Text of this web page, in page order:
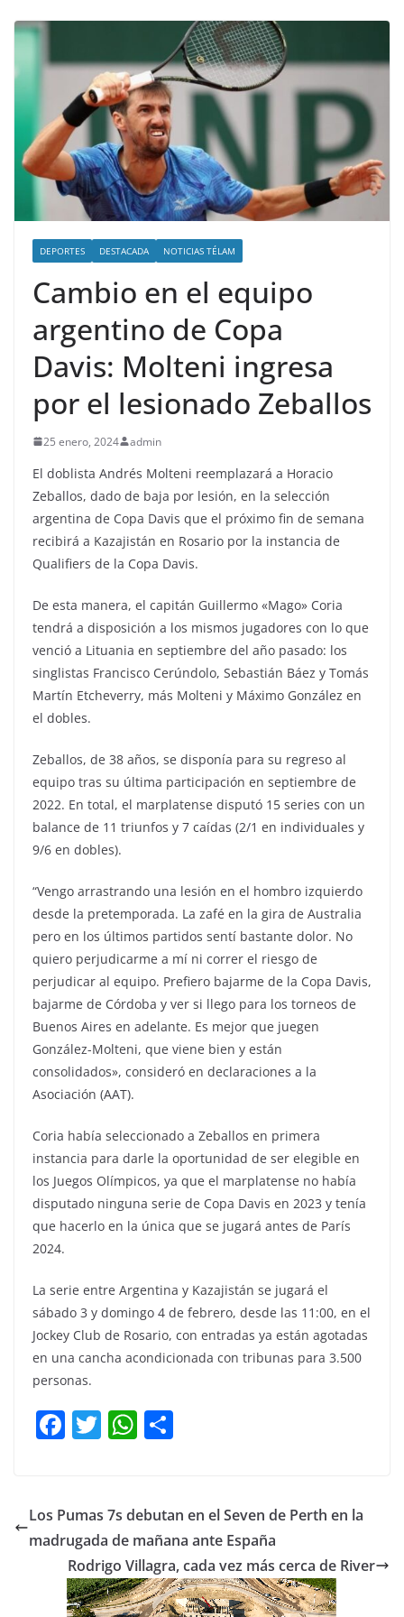
DEPORTES DESTACADA NOTICIAS TÉLAM
Cambio en el equipo
argentino de Copa
Davis: Molteni ingresa
por el lesionado Zeballos
25 enero, 2024 admin
El doblista Andrés Molteni reemplazará a Horacio
Zeballos, dado de baja por lesión, en la selección
argentina de Copa Davis que el próximo fin de semana
recibirá a Kazajistán en Rosario por la instancia de
Qualifiers de la Copa Davis.
De esta manera, el capitán Guillermo «Mago» Coria
tendrá a disposición a los mismos jugadores con lo que
venció a Lituania en septiembre del año pasado: los
singlistas Francisco Cerúndolo, Sebastián Báez y Tomás
Martín Etcheverry, más Molteni y Máximo González en
el dobles.
Zeballos, de 38 años, se disponía para su regreso al
equipo tras su última participación en septiembre de
2022. En total, el marplatense disputó 15 series con un
balance de 11 triunfos y 7 caídas (2/1 en individuales y
9/6 en dobles).
“Vengo arrastrando una lesión en el hombro izquierdo
desde la pretemporada. La zafé en la gira de Australia
pero en los últimos partidos sentí bastante dolor. No
quiero perjudicarme a mí ni correr el riesgo de
perjudicar al equipo. Prefiero bajarme de la Copa Davis,
bajarme de Córdoba y ver si llego para los torneos de
Buenos Aires en adelante. Es mejor que juegen
González-Molteni, que viene bien y están
consolidados», consideró en declaraciones a la
Asociación (AAT).
Coria había seleccionado a Zeballos en primera
instancia para darle la oportunidad de ser elegible en
los Juegos Olímpicos, ya que el marplatense no había
disputado ninguna serie de Copa Davis en 2023 y tenía
que hacerlo en la única que se jugará antes de París
2024.
La serie entre Argentina y Kazajistán se jugará el
sábado 3 y domingo 4 de febrero, desde las 11:00, en el
Jockey Club de Rosario, con entradas ya están agotadas
en una cancha acondicionada con tribunas para 3.500
personas.
F
a
e
b
o
o
T
w
er
W
h
s
A
p
p
p
ar
tir
Los Pumas 7s debutan en el Seven de Perth en la
madrugada de mañana ante España
Rodrigo Villagra, cada vez más cerca de River